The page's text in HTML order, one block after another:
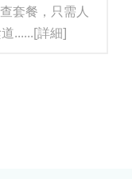
套餐，只需人
......[詳細]